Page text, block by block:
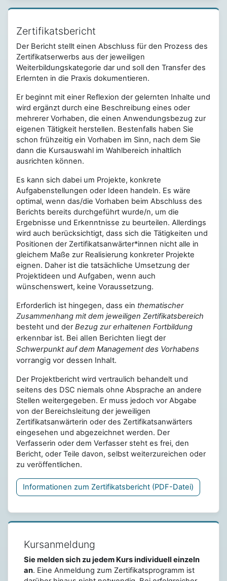
Zertifikatsbericht
Der Bericht stellt einen Abschluss für den Prozess des
Zertifikatserwerbs aus der jeweiligen
Weiterbildungskategorie dar und soll den Transfer des
Erlernten in die Praxis dokumentieren.
Er beginnt mit einer Reflexion der gelernten Inhalte und
wird ergänzt durch eine Beschreibung eines oder
mehrerer Vorhaben, die einen Anwendungsbezug zur
eigenen Tätigkeit herstellen. Bestenfalls haben Sie
schon frühzeitig ein Vorhaben im Sinn, nach dem Sie
dann die Kursauswahl im Wahlbereich inhaltlich
ausrichten können.
Es kann sich dabei um Projekte, konkrete
Aufgabenstellungen oder Ideen handeln. Es wäre
optimal, wenn das/die Vorhaben beim Abschluss des
Berichts bereits durchgeführt wurde/n, um die
Ergebnisse und Erkenntnisse zu beurteilen. Allerdings
wird auch berücksichtigt, dass sich die Tätigkeiten und
Positionen der Zertifikatsanwärter*innen nicht alle in
gleichem Maße zur Realisierung konkreter Projekte
eignen. Daher ist die tatsächliche Umsetzung der
Projektideen und Aufgaben, wenn auch
wünschenswert, keine Voraussetzung.
Erforderlich ist hingegen, dass ein thematischer
Zusammenhang mit dem jeweiligen Zertifikatsbereich
besteht und derBezug zur erhaltenen Fortbildung
erkennbar ist. Bei allen Berichten liegt der
Schwerpunkt auf dem Management des Vorhabens
vorrangig vor dessen Inhalt.
Der Projektbericht wird vertraulich behandelt und
seitens des DSC niemals ohne Absprache an andere
Stellen weitergegeben. Er muss jedoch vor Abgabe
von der Bereichsleitung der jeweiligen
Zertifikatsanwärterin oder des Zertifikatsanwärters
eingesehen und abgezeichnet werden. Der
Verfasserin oder dem Verfasser steht es frei, den
Bericht, oder Teile davon, selbst weiterzureichen oder
zu veröffentlichen.
Informationen zum Zertifikatsbericht (PDF-Datei)
Kursanmeldung
Sie melden sich zu jedem Kurs individuell einzeln
an. Eine Anmeldung zum Zertifikatsprogramm ist